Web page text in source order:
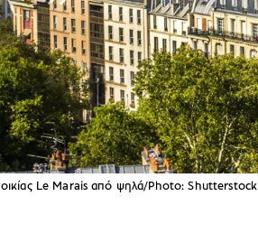
Le Marais από ψηλά/Photo: Shutterstock